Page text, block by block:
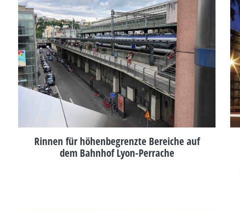
Rinnen für höhenbegrenzte Bereiche auf
dem Bahnhof Lyon-Perrache